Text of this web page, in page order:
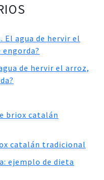
El agua de hervir el
de hervir el arroz,
briox catalán
catalán tradicional
ejemplo de dieta